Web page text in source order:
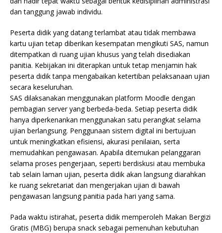
dan tanggung jawab individu.
Peserta didik yang datang terlambat atau tidak membawa
kartu ujian tetap diberikan kesempatan mengikuti SAS, namun
ditempatkan di ruang ujian khusus yang telah disediakan
panitia. Kebijakan ini diterapkan untuk tetap menjamin hak
peserta didik tanpa mengabaikan ketertiban pelaksanaan ujian
secara keseluruhan.
SAS dilaksanakan menggunakan platform Moodle dengan
pembagian server yang berbeda-beda. Setiap peserta didik
hanya diperkenankan menggunakan satu perangkat selama
ujian berlangsung. Penggunaan sistem digital ini bertujuan
untuk meningkatkan efisiensi, akurasi penilaian, serta
memudahkan pengawasan. Apabila ditemukan pelanggaran
selama proses pengerjaan, seperti berdiskusi atau membuka
tab selain laman ujian, peserta didik akan langsung diarahkan
ke ruang sekretariat dan mengerjakan ujian di bawah
pengawasan langsung panitia pada hari yang sama.
Pada waktu istirahat, peserta didik memperoleh Makan Bergizi
Gratis (MBG) berupa snack sebagai pemenuhan kebutuhan